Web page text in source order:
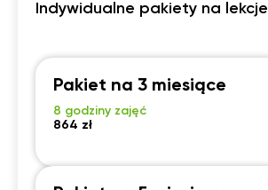
Indywidualne pakiety na lekcje
Pakiet na 3 miesiące
8 godziny zajęć
864 zł